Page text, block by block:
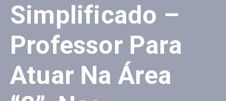
Legais
Ouvidoria
Simplificado –
Professor Para
Atuar Na Área